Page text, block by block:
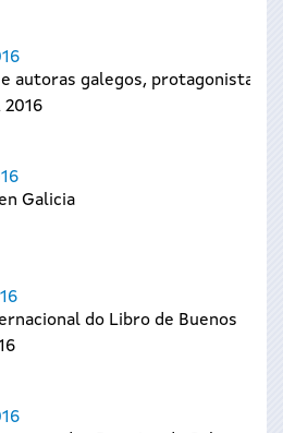
autoras galegos, protagonistas
2016
Galicia
do Libro de Buenos